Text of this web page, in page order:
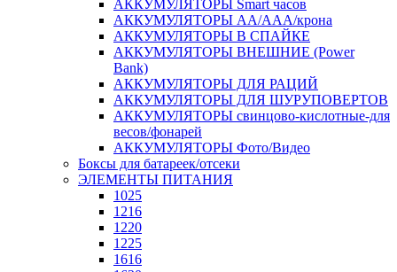
АККУМУЛЯТОРЫ Smart часов
АККУМУЛЯТОРЫ АА/ААА/крона
АККУМУЛЯТОРЫ В СПАЙКЕ
АККУМУЛЯТОРЫ ВНЕШНИЕ (Power
Bank)
АККУМУЛЯТОРЫ ДЛЯ РАЦИЙ
АККУМУЛЯТОРЫ ДЛЯ ШУРУПОВЕРТОВ
АККУМУЛЯТОРЫ свинцово-кислотные-для
весов/фонарей
АККУМУЛЯТОРЫ Фото/Видео
Боксы для батареек/отсеки
ЭЛЕМЕНТЫ ПИТАНИЯ
1025
1216
1220
1225
1616